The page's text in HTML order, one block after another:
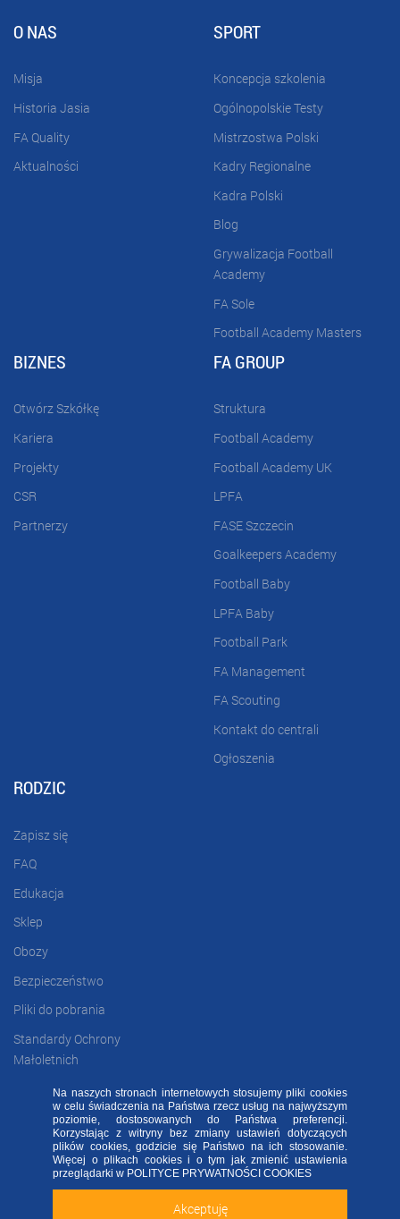
Sprawdź naszą aplikację mobilną FA Group!
Zainstaluj
O NAS
Misja
Historia Jasia
FA Quality
Aktualności
SPORT
Koncepcja szkolenia
Ogólnopolskie Testy
Mistrzostwa Polski
Kadry Regionalne
Kadra Polski
Blog
Grywalizacja Football
Academy
FA Sole
Football Academy Masters
BIZNES
Otwórz Szkółkę
Kariera
Projekty
CSR
Partnerzy
FA GROUP
Struktura
Football Academy
Football Academy UK
LPFA
FASE Szczecin
Goalkeepers Academy
Football Baby
LPFA Baby
Football Park
FA Management
FA Scouting
Kontakt do centrali
Ogłoszenia
RODZIC
Zapisz się
FAQ
Edukacja
Sklep
Obozy
Bezpieczeństwo
Pliki do pobrania
Standardy Ochrony
Małoletnich
FOOTBALL ACADEMY
| ul. Kowalska 2, 45-588 Opole
ALL RIGHTS RESERVED - WSZELKIE PRAWA ZASTRZEŻONE
FAQ RODO FA Regulamin
Kontakt
Deklaracja dostępności
Akceptuję
Na naszych stronach internetowych stosujemy pliki cookies
w celu świadczenia na Państwa rzecz usług na najwyższym
poziomie, dostosowanych do Państwa preferencji.
Korzystając z witryny bez zmiany ustawień dotyczących
plików cookies, godzicie się Państwo na ich stosowanie.
Więcej o plikach cookies i o tym jak zmienić ustawienia
przeglądarki w POLITYCE PRYWATNOŚCI COOKIES